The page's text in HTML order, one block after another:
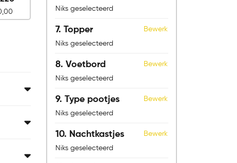
Niks geselecteerd
7 Topper
Bewerk
Niks geselecteerd
8 Voetbord
Bewerk
Niks geselecteerd
9 Type pootjes
Bewerk
Niks geselecteerd
10 Nachtkastjes
Bewerk
Niks geselecteerd